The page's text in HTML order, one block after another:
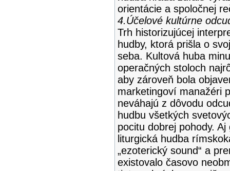
orientácie a spoločnej
4.Účelové kultúrne
Trh historizujúcej
hudby, ktorá prišla o
seba. Kultová huba
operačných stoloch
aby zároveň bola
marketingoví manažéri
neváhajú z dôvodu
hudbu všetkých
pocitu dobrej pohody.
liturgická hudba
„ezoterický sound“ a
existovalo časovo